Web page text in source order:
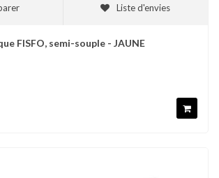
Liste d'envies
FISFO, semi-souple - JAUNE